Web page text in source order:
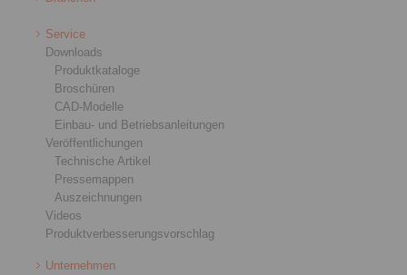
Service
Downloads
Produktkataloge
Broschüren
CAD-Modelle
Einbau- und Betriebsanleitungen
Veröffentlichungen
Technische Artikel
Pressemappen
Auszeichnungen
Videos
Produktverbesserungsvorschlag
Unternehmen